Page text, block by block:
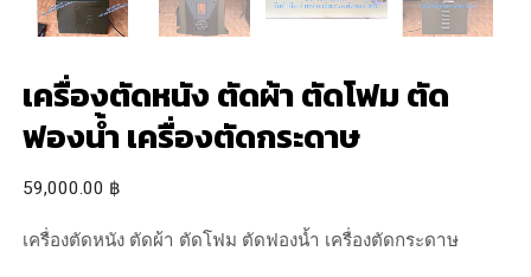
เครื่องตัดหนัง ตัดผ้า ตัดโฟม ตัด
ฟองน้ำ เครื่องตัดกระดาษ
59,000.00 ฿
เครื่องตัดหนัง ตัดผ้า ตัดโฟม ตัดฟองน้ำ เครื่องตัดกระดาษ